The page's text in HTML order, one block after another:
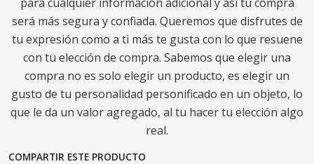
será más segura y confiada. Queremos que disfrutes de
tu expresión como a ti más te gusta con lo que resuene
con tu elección de compra. Sabemos que elegir una
compra no es solo elegir un producto, es elegir un
gusto de tu personalidad personificado en un objeto, lo
que le da un valor agregado, al tu hacer tu elección algo
real.
COMPARTIR ESTE PRODUCTO